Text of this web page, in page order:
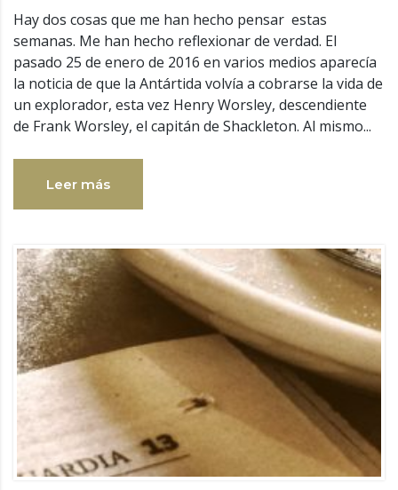
Hay dos cosas que me han hecho pensar estas
semanas. Me han hecho reflexionar de verdad. El
pasado 25 de enero de 2016 en varios medios aparecía
la noticia de que la Antártida volvía a cobrarse la vida de
un explorador, esta vez Henry Worsley, descendiente
de Frank Worsley, el capitán de Shackleton. Al mismo...
Leer más